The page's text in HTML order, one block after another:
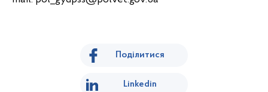
Поділитися
Linkedin